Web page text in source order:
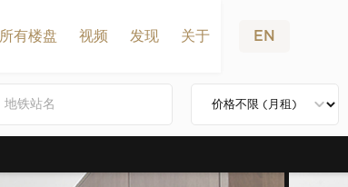
所有楼盘 视频 发现 关于 EN